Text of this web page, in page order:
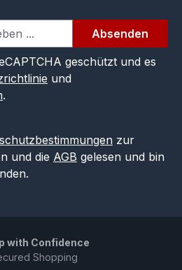
Absenden
geschützt und es
und
.
zur
und die AGB gelesen und bin
with Confidence
Shopping